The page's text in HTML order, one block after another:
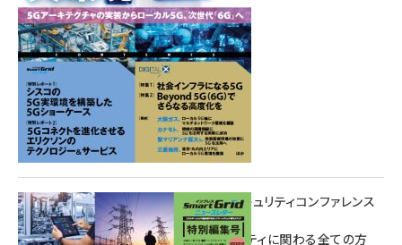
重要インフラサイバーセキュリティコンファレンス
特別電子版！
― 産業サイバーセキュリティに関わる全ての方